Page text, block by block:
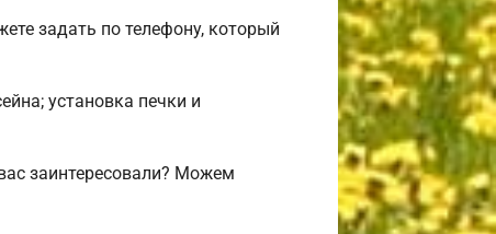
задать по телефону, который
установка печки и
заинтересовали? Можем